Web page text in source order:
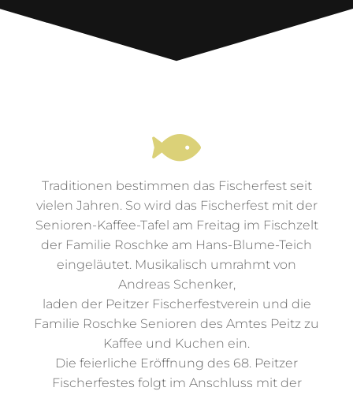
Traditionen bestimmen das Fischerfest seit
vielen Jahren. So wird das Fischerfest mit der
Senioren-Kaffee-Tafel am Freitag im Fischzelt
der Familie Roschke am Hans-Blume-Teich
eingeläutet. Musikalisch umrahmt von
Andreas Schenker,
laden der Peitzer Fischerfestverein und die
Familie Roschke Senioren des Amtes Peitz zu
Kaffee und Kuchen ein.
Die feierliche Eröffnung des 68. Peitzer